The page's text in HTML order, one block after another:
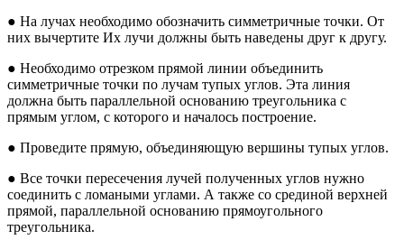
● На лучах необходимо обозначить симметричные точки. От
них вычертите Их лучи должны быть наведены друг к другу.
● Необходимо отрезком прямой линии объединить
симметричные точки по лучам тупых углов. Эта линия
должна быть параллельной основанию треугольника с
прямым углом, с которого и началось построение.
● Проведите прямую, объединяющую вершины тупых углов.
● Все точки пересечения лучей полученных углов нужно
соединить с ломаными углами. А также со срединой верхней
прямой, параллельной основанию прямоугольного
треугольника.